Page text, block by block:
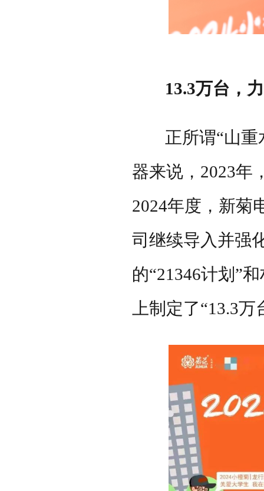
13.3万台，
正所谓“山
器来说， 2023年
2024年度，新菊
司继续导入并强
的“21346计划”
上制定了“13.3万